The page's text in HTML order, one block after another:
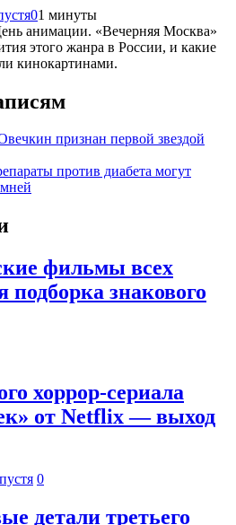
01 минуты
анимации. «Вечерняя Москва»
этого жанра в России, и какие
кинокартинами.
признан первой звездой
против диабета могут
фильмы всех
знакового
хоррор-сериала
от Netflix — выход
0
детали третьего